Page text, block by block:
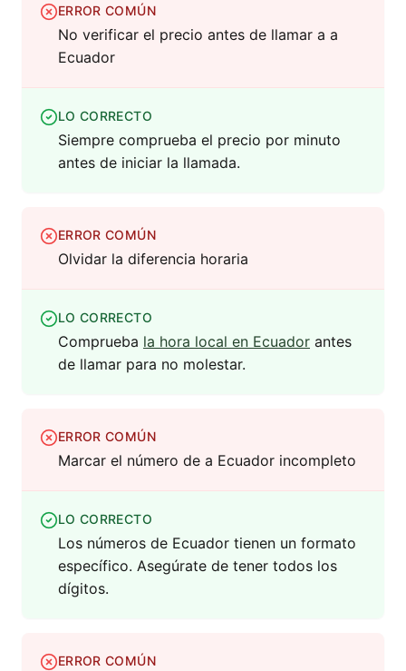
ERROR COMÚN
No verificar el precio antes de llamar a a
Ecuador
LO CORRECTO
Siempre comprueba el precio por minuto
antes de iniciar la llamada.
ERROR COMÚN
Olvidar la diferencia horaria
LO CORRECTO
Comprueba la hora local en Ecuador antes
de llamar para no molestar.
ERROR COMÚN
Marcar el número de a Ecuador incompleto
LO CORRECTO
Los números de Ecuador tienen un formato
específico. Asegúrate de tener todos los
dígitos.
ERROR COMÚN